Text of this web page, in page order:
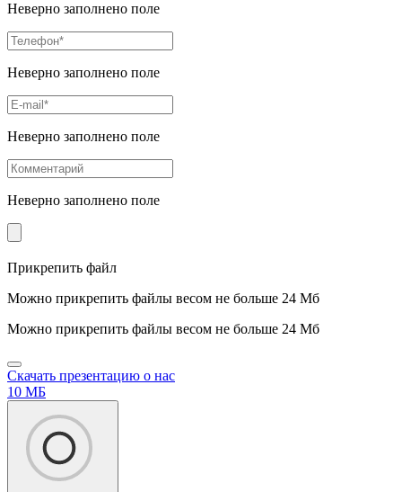
Неверно заполнено поле
Неверно заполнено поле
Неверно заполнено поле
Неверно заполнено поле
Прикрепить файл
Можно прикрепить файлы весом не больше 24 Мб
Можно прикрепить файлы весом не больше 24 Мб
Скачать презентацию о нас
10 МБ